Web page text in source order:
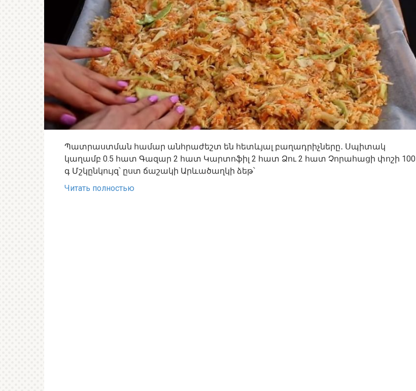
Պատրաստման համար անհրաժեշտ են հետևյալ բաղադրիչները․ Սպիտակ
կաղամբ 0.5 հատ Գազար 2 հատ Կարտոֆիլ 2 հատ Ձու 2 հատ Չորահացի փոշի 100
գ Մշկընկույզ՝ ըստ ճաշակի Արևածաղկի ձեթ՝
Читать полностью